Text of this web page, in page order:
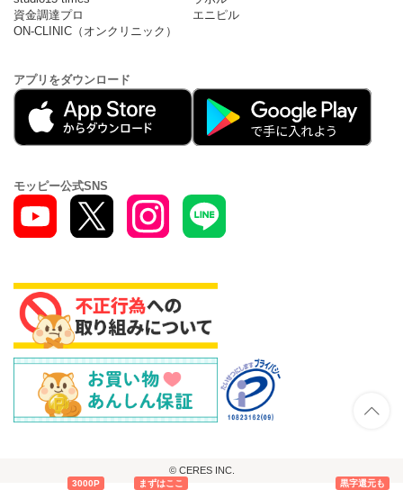
3000P まずはここ 黒字還元も
資金調達プロ
エニピル
ON-CLINIC（オンクリニック）
アプリをダウンロード
モッピー公式SNS
© CERES INC.